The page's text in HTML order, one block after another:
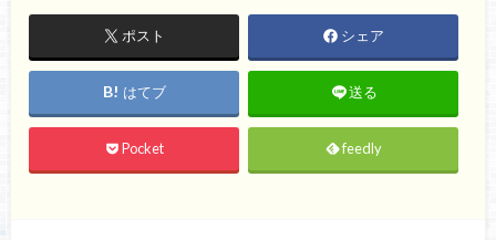
ポスト シェア
はてブ 送る
Pocket feedly